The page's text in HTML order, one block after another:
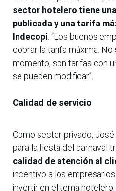
sector hotelero tiene
publicada y una tarifa
Indecopi . “Los buenos
cobrar la tarifa máxima. No
momento, son tarifas con
se pueden modificar”.
Calidad de servicio
Como sector privado,
para la fiesta del carnaval
calidad de atención al
incentivo a los
invertir en el tema